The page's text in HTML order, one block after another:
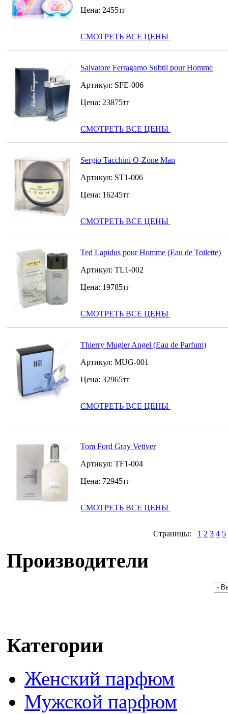
Цена: 2455тг
СМОТРЕТЬ ВСЕ ЦЕНЫ
Salvatore Ferragamo Subtil pour Homme
Артикул: SFE-006
Цена: 23875тг
СМОТРЕТЬ ВСЕ ЦЕНЫ
Sergio Tacchini O-Zone Man
Артикул: ST1-006
Цена: 16245тг
СМОТРЕТЬ ВСЕ ЦЕНЫ
Ted Lapidus pour Homme (Eau de Toilette)
Артикул: TL1-002
Цена: 19785тг
СМОТРЕТЬ ВСЕ ЦЕНЫ
Thierry Mugler Angel (Eau de Parfum)
Артикул: MUG-001
Цена: 32965тг
СМОТРЕТЬ ВСЕ ЦЕНЫ
Tom Ford Gray Vetiver
Артикул: TF1-004
Цена: 72945тг
СМОТРЕТЬ ВСЕ ЦЕНЫ
Страницы: 1 2 3 4 5
Производители
Категории
Женский парфюм
Мужской парфюм